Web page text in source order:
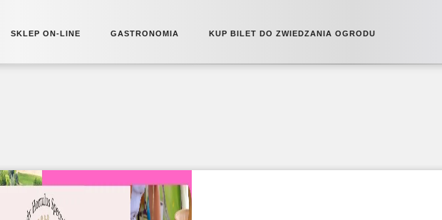
CENNIK
SKLEP ON-LINE GASTRONOMIA
CAFFEBAR RUMIANEK
KUP BILET DO ZWIEDZANIA OGRODU